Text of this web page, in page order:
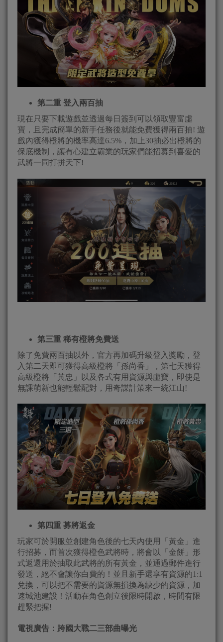
第二重 登入兩百抽
現在只要下載遊戲並透過每日簽到可以領取豐富虛
寶，且完成簡單的新手任務後就能免費獲得兩百抽! 遊
戲內獲得橙將的機率高達6.5%，加上30抽必出橙將的
保底機制，讓有心建立霸業的玩家們能招募到喜愛的
武將一同打拼天下!
第三重 稀有橙將免費送
除了免費兩百抽以外，官方再加碼升級登入獎勵，登
入第二天即可獲得高級橙將「孫尚香」，第七天獲得
高級橙將「黃忠」以及各式有用資源與虛寶，即使是
無課萌新也能輕鬆配對，用奇謀計策來一統江山!
第四重 募將返金
玩家可於開服並創建角色後的七天內使用「黃金」進
行招募，而首次獲得橙色武將時，將會以「金餅」形
式返還用於抽取此武將的所有黃金，並通過郵件進行
發送，絕不會讓你白費的！並且新手還享有資源的1:1
兌換，可以把不需要的資源無損換為缺少的資源，加
速城池建設！活動在角色創立後限時開啟，時間有限
趕緊把握!
電視廣告：跨國大戰二三部曲曝光